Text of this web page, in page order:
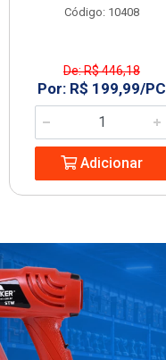
Código: 10408
De: R$ 446,18
Por: R$ 199,99/PC
Adicionar